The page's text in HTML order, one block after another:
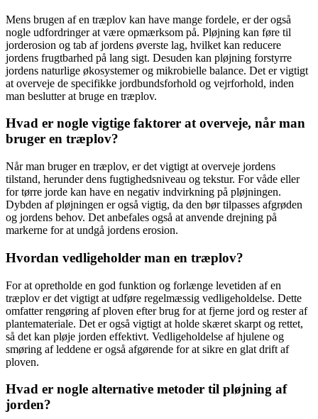
Mens brugen af en træplov kan have mange fordele, er der også
nogle udfordringer at være opmærksom på. Pløjning kan føre til
jorderosion og tab af jordens øverste lag, hvilket kan reducere
jordens frugtbarhed på lang sigt. Desuden kan pløjning forstyrre
jordens naturlige økosystemer og mikrobielle balance. Det er vigtigt
at overveje de specifikke jordbundsforhold og vejrforhold, inden
man beslutter at bruge en træplov.
Hvad er nogle vigtige faktorer at overveje, når man
bruger en træplov?
Når man bruger en træplov, er det vigtigt at overveje jordens
tilstand, herunder dens fugtighedsniveau og tekstur. For våde eller
for tørre jorde kan have en negativ indvirkning på pløjningen.
Dybden af pløjningen er også vigtig, da den bør tilpasses afgrøden
og jordens behov. Det anbefales også at anvende drejning på
markerne for at undgå jordens erosion.
Hvordan vedligeholder man en træplov?
For at opretholde en god funktion og forlænge levetiden af en
træplov er det vigtigt at udføre regelmæssig vedligeholdelse. Dette
omfatter rengøring af ploven efter brug for at fjerne jord og rester af
plantemateriale. Det er også vigtigt at holde skæret skarpt og rettet,
så det kan pløje jorden effektivt. Vedligeholdelse af hjulene og
smøring af leddene er også afgørende for at sikre en glat drift af
ploven.
Hvad er nogle alternative metoder til pløjning af
jorden?